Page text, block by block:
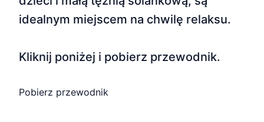
idealnym miejscem na chwilę relaksu.
Kliknij poniżej i pobierz przewodnik.
Pobierz przewodnik